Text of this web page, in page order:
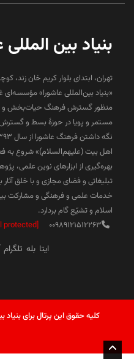
بنیاد بین
تهران، ابتدای بلوار کریم خان زند،
«بنیاد بین‌المللی عاشورا»
منظور گسترش فرهنگ حیات‌بخش و
مستمر و پویا در حوزۀ بسط و
اهل بیت (علیهم‌السلام)» شروع به
بهره‌گیری از ابزارهای نوین علمی،
تبلیغاتی و فضای مجازی و با خلق
خدمات علمی و فرهنگی و مشارکت
اسلام و تشیّع گام بردارد.
00989121512263
[email protected]
ایتا بله تلگرام
کلیه حقوق این پرتال برای